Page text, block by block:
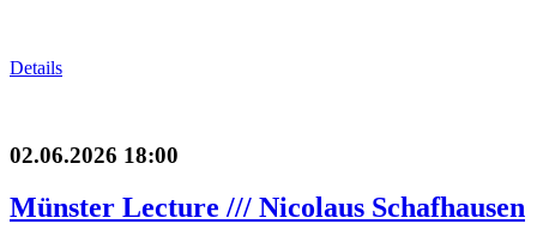
Details
02.06.2026 18:00
Münster Lecture /// Nicolaus Schafhausen